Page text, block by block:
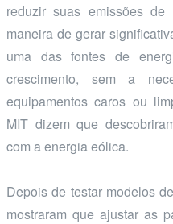
reduzir suas emissões
maneira de gerar
uma das fontes de
crescimento, sem a
equipamentos caros ou
MIT dizem que
com a energia eólica.
Depois de testar modelos
mostraram que ajustar as